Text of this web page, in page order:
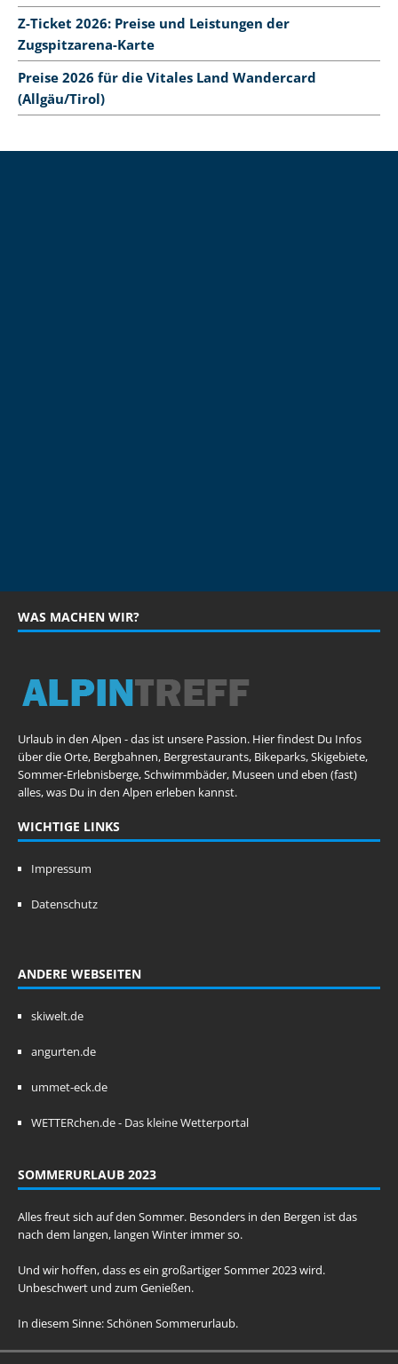
Z-Ticket 2026: Preise und Leistungen der
Zugspitzarena-Karte
Preise 2026 für die Vitales Land Wandercard
(Allgäu/Tirol)
WAS MACHEN WIR?
Urlaub in den Alpen - das ist unsere Passion. Hier findest Du Infos
über die Orte, Bergbahnen, Bergrestaurants, Bikeparks, Skigebiete,
Sommer-Erlebnisberge, Schwimmbäder, Museen und eben (fast)
alles, was Du in den Alpen erleben kannst.
WICHTIGE LINKS
Impressum
Datenschutz
ANDERE WEBSEITEN
skiwelt.de
angurten.de
ummet-eck.de
WETTERchen.de - Das kleine Wetterportal
SOMMERURLAUB 2023
Alles freut sich auf den Sommer. Besonders in den Bergen ist das
nach dem langen, langen Winter immer so.
Und wir hoffen, dass es ein großartiger Sommer 2023 wird.
Unbeschwert und zum Genießen.
In diesem Sinne: Schönen Sommerurlaub.